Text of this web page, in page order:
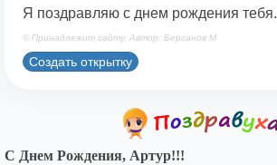
Я поздравляю с днем рождения тебя.
© Принадлежит сайту. Автор: Берсанов М.
Создать открытку
С Днем Рождения, Артур!!!